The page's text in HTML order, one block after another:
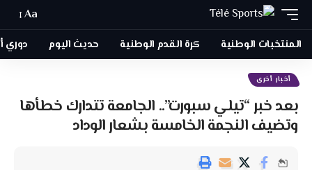
Aa
المنتخبات الوطنية كرة القدم الوطنية حديث اليوم دوري
أخبار أخرى
بعد خبر “تيلي سبورت”.. الجامعة تتدارك خطأها
وتضيف النجمة الخامسة بشعار الوداد